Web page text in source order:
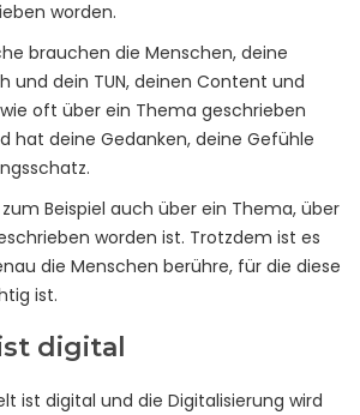
worden.
brauchen die Menschen, deine
und dein TUN, deinen Content und
wie oft über ein Thema geschrieben
hat deine Gedanken, deine Gefühle
Beispiel auch über ein Thema, über
worden ist. Trotzdem ist es
die Menschen berühre, für die diese
ist.
digital
ist digital und die Digitalisierung wird